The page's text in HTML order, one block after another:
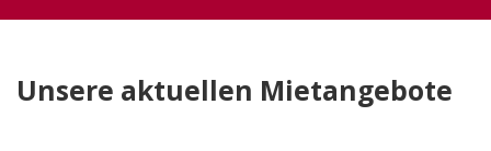
Bedienungsanleitungen
Stellenangebote
Unsere aktuellen Mietangebote